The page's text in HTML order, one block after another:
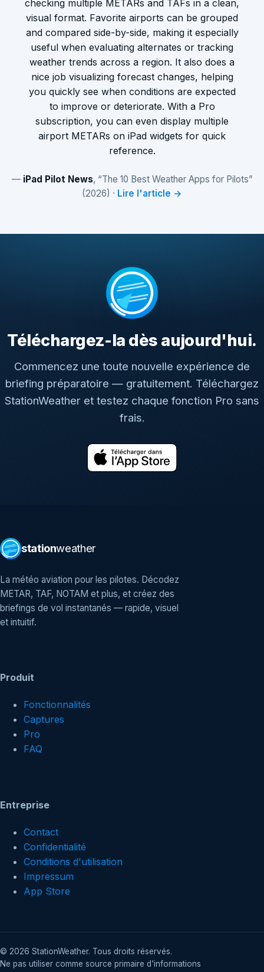
checking multiple METARs and TAFs in a clean,
visual format. Favorite airports can be grouped
and compared side-by-side, making it especially
useful when evaluating alternates or tracking
weather trends across a region. It also does a
nice job visualizing forecast changes, helping
you quickly see when conditions are expected
to improve or deteriorate. With a Pro
subscription, you can even display multiple
airport METARs on iPad widgets for quick
reference.
— iPad Pilot News, “The 10 Best Weather Apps for Pilots”
(2026) · Lire l'article →
Téléchargez-la dès aujourd'hui.
Commencez une toute nouvelle expérience de
briefing préparatoire — gratuitement. Téléchargez
StationWeather et testez chaque fonction Pro sans
frais.
stationweather
La météo aviation pour les pilotes. Décodez
METAR, TAF, NOTAM et plus, et créez des
briefings de vol instantanés — rapide, visuel
et intuitif.
Produit
Fonctionnalités
Captures
Pro
FAQ
Entreprise
Contact
Confidentialité
Conditions d'utilisation
Impressum
App Store
© 2026 StationWeather. Tous droits réservés.
Ne pas utiliser comme source primaire d'informations